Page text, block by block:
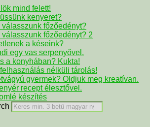
mind felett!
kenyeret?
válasszunk főzőedényt?
válasszunk főzőedényt? 2
a késeink?
egy vas serpenyővel.
a konyhában? Kukta!
nélküli tárolás!
gyermek? Oldjuk meg kreatívan.
recept élesztővel.
készítés